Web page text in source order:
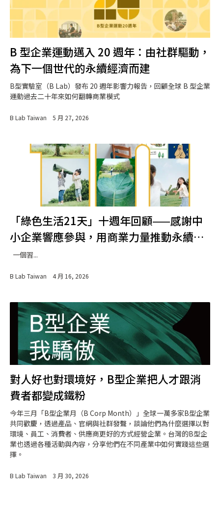
B 型企業運動邁入 20 週年：由社群驅動，
為下一個世代的永續經濟而建
B型實驗室（B Lab）發布 20 週年影響力報告，回顧全球 B 型企業
運動過去二十年來如何翻轉商業模式
B Lab Taiwan 5 月 27, 2026
「綠色生活21天」十週年回顧——感謝中
小企業響應參與，用商業力量推動永續生
活
一個習...
B Lab Taiwan 4 月 16, 2026
對人好也對環境好，B型企業把人才跟消
費者都變成鐵粉
今年三月「B型企業月（B Corp Month）」全球一萬多家B型企業
共同歡慶，透過產品、官網與社群發聲，談論他們為什麼選擇以對
環境、員工、消費者、供應商更好的方式經營企業。台灣的B型企
業也透過各種活動與內容，分享他們在不同產業中如何實踐這些選
擇。
B Lab Taiwan 3 月 30, 2026